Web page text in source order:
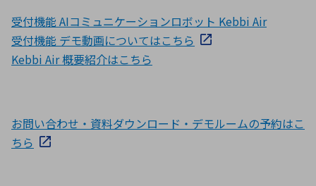
受付機能 AIコミュニケーションロボット Kebbi Air
受付機能 デモ動画についてはこちら
Kebbi Air 概要紹介はこちら
お問い合わせ・資料ダウンロード・デモルームの予約はこ
ちら